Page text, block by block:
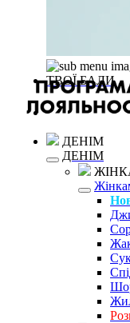
ТВОЇ БАЛИ
ДЕНІМ
ДЕНІМ